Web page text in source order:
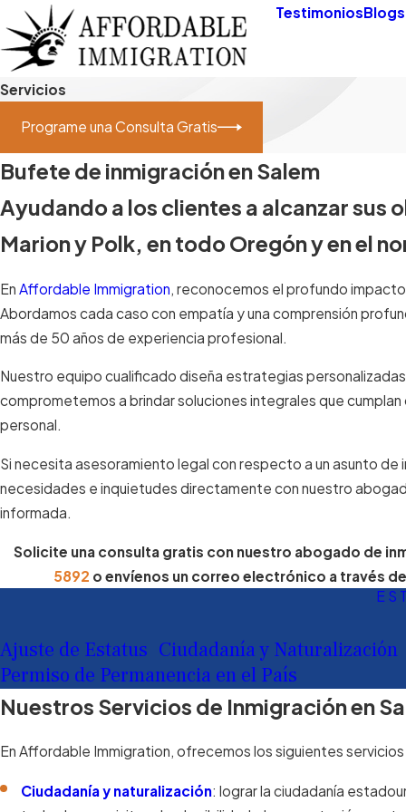
TestimoniosBlogs
Servicios
Programe una Consulta Gratis
Bufete de inmigración en Salem
Ayudando a los clientes a alcanzar sus
Marion y Polk, en todo Oregón y en el
En Affordable Immigration, reconocemos el profundo
Abordamos cada caso con empatía y una comprensión
más de 50 años de experiencia profesional.
Nuestro equipo cualificado diseña estrategias
comprometemos a brindar soluciones integrales que
personal.
Si necesita asesoramiento legal con respecto a un asunto de
necesidades e inquietudes directamente con nuestro
informada.
Solicite una consulta gratis con nuestro abogado de
5892 o envíenos un correo electrónico a través
Ajuste de Estatus Ciudadanía y Naturalización
Permiso de Permanencia en el País
Nuestros Servicios de Inmigración en
En Affordable Immigration, ofrecemos los siguientes
Ciudadanía y naturalización: lograr la ciudadanía